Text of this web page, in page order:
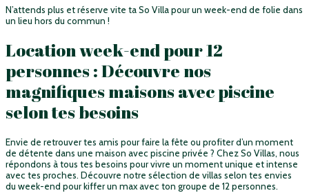
N’attends plus et réserve vite ta So Villa pour un week-end de folie dans
un lieu hors du commun !
Location week-end pour 12
personnes : Découvre nos
magnifiques maisons avec piscine
selon tes besoins
Envie de retrouver tes amis pour faire la fête ou profiter d’un moment
de détente dans une maison avec piscine privée ? Chez So Villas, nous
répondons à tous tes besoins pour vivre un moment unique et intense
avec tes proches. Découvre notre sélection de villas selon tes envies
du week-end pour kiffer un max avec ton groupe de 12 personnes.